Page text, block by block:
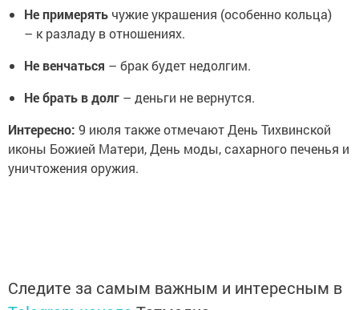
Не примерять чужие украшения (особенно кольца)
– к разладу в отношениях.
Не венчаться – брак будет недолгим.
Не брать в долг – деньги не вернутся.
Интересно: 9 июля также отмечают День Тихвинской
иконы Божией Матери, День моды, сахарного печенья и
уничтожения оружия.
Следите за самым важным и интересным в